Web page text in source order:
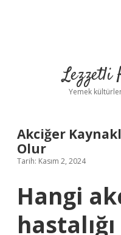
Lezzetli
Yemek
Akciğer
Olur
Tarih: Kasım 2, 2024
Hangi